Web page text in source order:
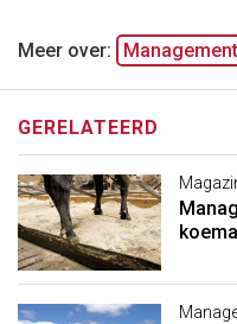
Meer over: Management
GERELATEERD